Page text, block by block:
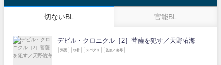
切ないBL 官能BL
デビル・クロニクル［2］菩薩を犯す／天野佑海
溺愛 執着 スパダリ 監禁／凌辱